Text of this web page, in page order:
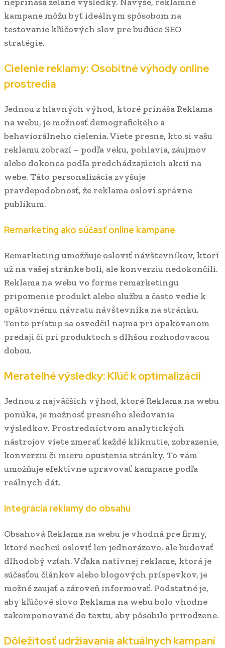
kampane môžu byť ideálnym spôsobom na
testovanie kľúčových slov pre budúce SEO
stratégie.
Cielenie reklamy: Osobitné výhody online
prostredia
Jednou z hlavných výhod, ktoré prináša Reklama
na webu, je možnosť demografického a
behaviorálneho cielenia. Viete presne, kto si vašu
reklamu zobrazí – podľa veku, pohlavia, záujmov
alebo dokonca podľa predchádzajúcich akcií na
webe. Táto personalizácia zvyšuje
pravdepodobnosť, že reklama osloví správne
publikum.
Remarketing ako súčasť online kampane
Remarketing umožňuje osloviť návštevníkov, ktorí
už na vašej stránke boli, ale konverziu nedokončili.
Reklama na webu vo forme remarketingu
pripomenie produkt alebo službu a často vedie k
opätovnému návratu návštevníka na stránku.
Tento prístup sa osvedčil najmä pri opakovanom
predaji či pri produktoch s dlhšou rozhodovacou
dobou.
Merateľné výsledky: Kľúč k optimalizácii
Jednou z najväčších výhod, ktoré Reklama na webu
ponúka, je možnosť presného sledovania
výsledkov. Prostredníctvom analytických
nástrojov viete zmerať každé kliknutie, zobrazenie,
konverziu či mieru opustenia stránky. To vám
umožňuje efektívne upravovať kampane podľa
reálnych dát.
Integrácia reklamy do obsahu
Obsahová Reklama na webu je vhodná pre firmy,
ktoré nechcú osloviť len jednorázovo, ale budovať
dlhodobý vzťah. Vďaka natívnej reklame, ktorá je
súčasťou článkov alebo blogových príspevkov, je
možné zaujať a zároveň informovať. Podstatné je,
aby kľúčové slovo Reklama na webu bolo vhodne
zakomponované do textu, aby pôsobilo prirodzene.
Dôležitosť udržiavania aktuálnych kampaní